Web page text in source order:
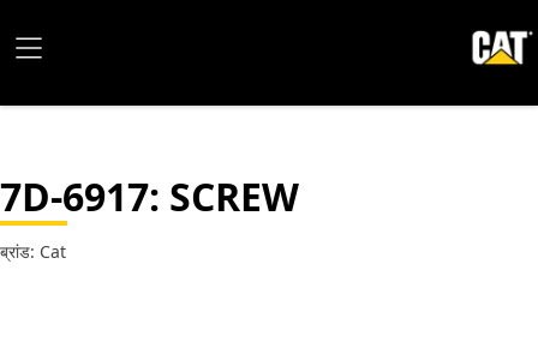
7D-6917: SCREW
ब्रांड: Cat